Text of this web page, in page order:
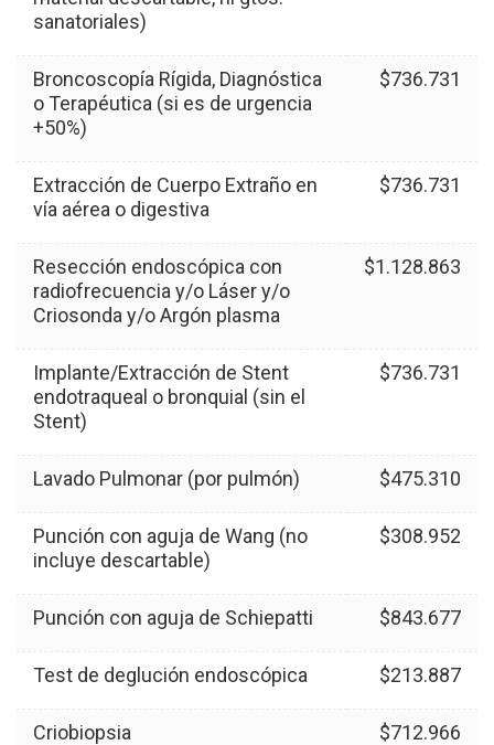
sanatoriales)
Broncoscopía Rígida, Diagnóstica
o Terapéutica (si es de urgencia
+50%)
$736.731
Extracción de Cuerpo Extraño en
vía aérea o digestiva
$736.731
Resección endoscópica con
radiofrecuencia y/o Láser y/o
Criosonda y/o Argón plasma
$1.128.863
Implante/Extracción de Stent
endotraqueal o bronquial (sin el
Stent)
$736.731
Lavado Pulmonar (por pulmón) $475.310
Punción con aguja de Wang (no
incluye descartable)
$308.952
Punción con aguja de Schiepatti $843.677
Test de deglución endoscópica $213.887
Criobiopsia $712.966